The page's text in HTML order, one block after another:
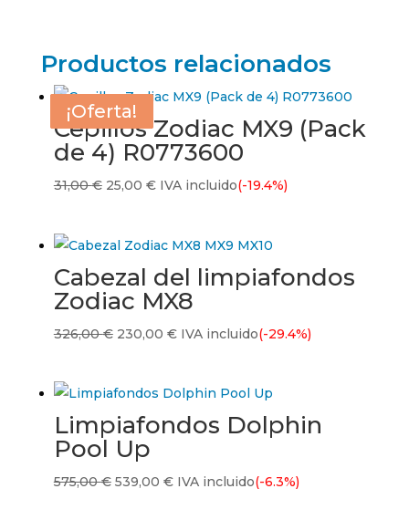
Productos relacionados
¡Oferta!
Cepillos Zodiac MX9 (Pack
de 4) R0773600
31,00€ El
era:
31,00 €.
25,00 €El
es:
25,00 €.
IVA incluido(-19.4%)
¡Oferta!
Cabezal del limpiafondos
Zodiac MX8
326,00€ El
326,00 €.
230,00 €El
es:
230,00 €.
IVA incluido(-29.4%)
¡Oferta!
Limpiafondos Dolphin
Pool Up
575,00€ El
539,00 €ElIVA incluido(-6.3%)
¡Oferta!